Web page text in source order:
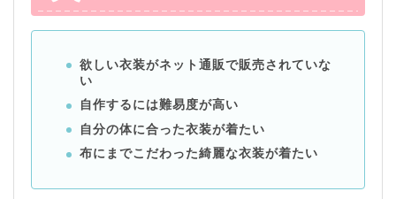
欲しい衣装がネット通販で販売されていな
い
自作するには難易度が高い
自分の体に合った衣装が着たい
布にまでこだわった綺麗な衣装が着たい